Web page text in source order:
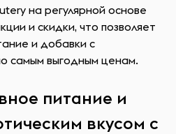
на регулярной основе
и скидки, что позволяет
и добавки с
самым выгодным ценам.
питание и
вкусом с